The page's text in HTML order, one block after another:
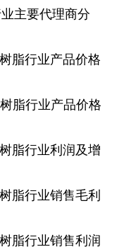
主要代理商分
脂行业产品价格
脂行业产品价格
脂行业利润及增
脂行业销售毛利
脂行业销售利润